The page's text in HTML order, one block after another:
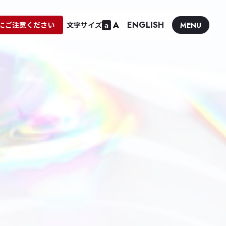
ご注意ください 文字サイズ a A ENGLISH MENU